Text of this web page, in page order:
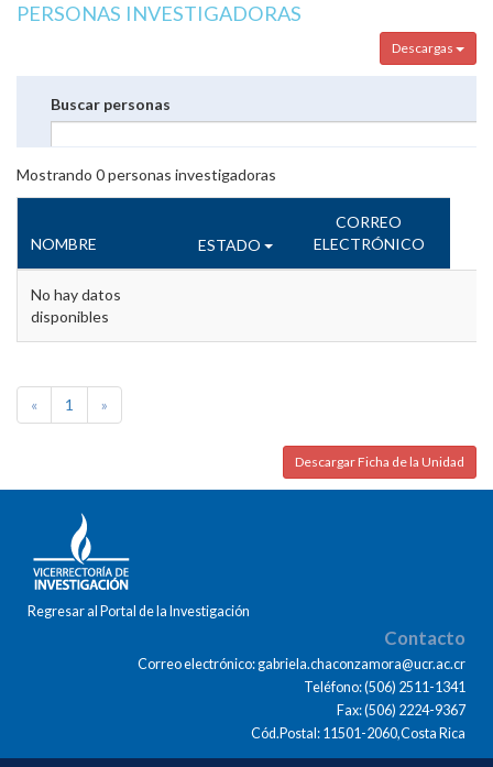
PERSONAS INVESTIGADORAS
Descargas
Buscar personas
Mostrando 0personas investigadoras
NOMBRE ESTADO
CORREO
ELECTRÓNICO
No hay datos
disponibles
« 1 »
Descargar Ficha de la Unidad
Regresar al Portal de la Investigación
Contacto
Correo electrónico: gabriela.chaconzamora@ucr.ac.cr
Teléfono: (506) 2511-1341
Fax: (506) 2224-9367
Cód.Postal: 11501-2060,Costa Rica